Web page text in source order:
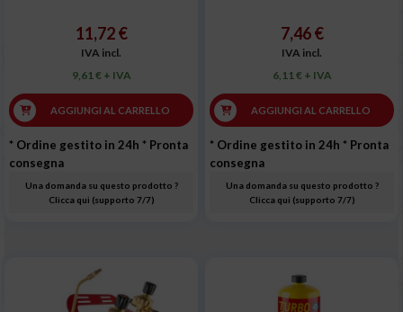
11,72 €
IVA incl.
9,61 € + IVA
AGGIUNGI AL CARRELLO
* Ordine gestito in 24h * Pronta
consegna
Una domanda su questo prodotto ?
Clicca qui (supporto 7/7)
7,46 €
IVA incl.
6,11 € + IVA
AGGIUNGI AL CARRELLO
* Ordine gestito in 24h * Pronta
consegna
Una domanda su questo prodotto ?
Clicca qui (supporto 7/7)